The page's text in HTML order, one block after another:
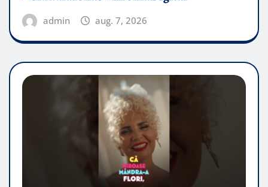
admin aug. 7, 2026